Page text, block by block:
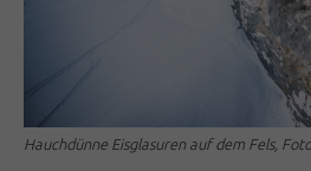
Hauchdünne Eisglasuren auf dem Fels,